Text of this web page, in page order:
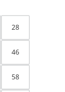
28
46
58